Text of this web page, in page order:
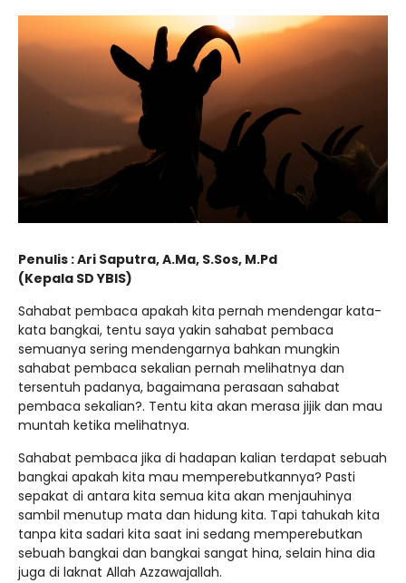
Penulis : Ari Saputra, A.Ma, S.Sos, M.Pd
(Kepala SD YBIS)
Sahabat pembaca apakah kita pernah mendengar kata-
kata bangkai, tentu saya yakin sahabat pembaca
semuanya sering mendengarnya bahkan mungkin
sahabat pembaca sekalian pernah melihatnya dan
tersentuh padanya, bagaimana perasaan sahabat
pembaca sekalian?. Tentu kita akan merasa jijik dan mau
muntah ketika melihatnya.
Sahabat pembaca jika di hadapan kalian terdapat sebuah
bangkai apakah kita mau memperebutkannya? Pasti
sepakat di antara kita semua kita akan menjauhinya
sambil menutup mata dan hidung kita. Tapi tahukah kita
tanpa kita sadari kita saat ini sedang memperebutkan
sebuah bangkai dan bangkai sangat hina, selain hina dia
juga di laknat Allah Azzawajallah.